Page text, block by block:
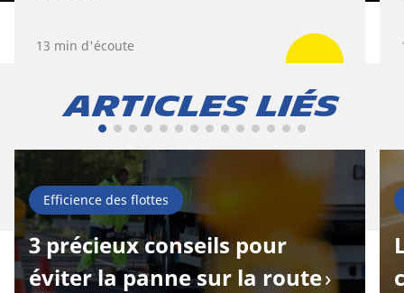
13 min d'écoute
Articles liés
Efficience des flottes
3 précieux conseils pour
éviter la panne sur la route